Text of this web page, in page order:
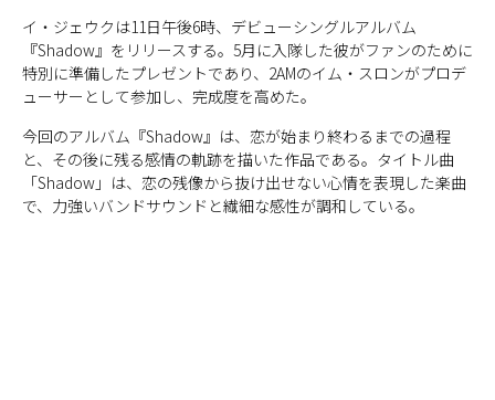
イ・ジェウクは11日午後6時、デビューシングルアルバム
『Shadow』をリリースする。5月に入隊した彼がファンのために
特別に準備したプレゼントであり、2AMのイム・スロンがプロデ
ューサーとして参加し、完成度を高めた。
今回のアルバム『Shadow』は、恋が始まり終わるまでの過程
と、その後に残る感情の軌跡を描いた作品である。タイトル曲
「Shadow」は、恋の残像から抜け出せない心情を表現した楽曲
で、力強いバンドサウンドと繊細な感性が調和している。